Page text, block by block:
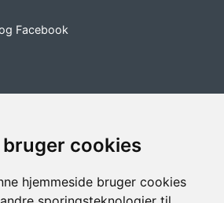
bruger cookies
hjemmeside bruger cookies
Facebook
i Aarhus